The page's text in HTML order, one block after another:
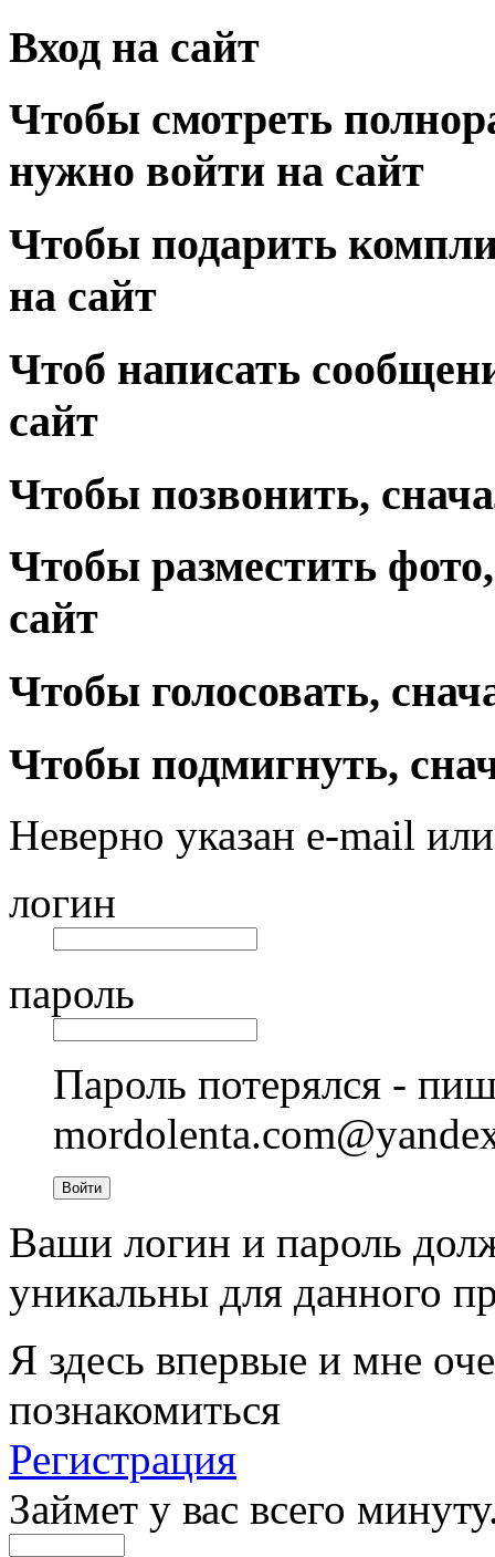
Вход на сайт
Чтобы смотреть
нужно войти на сайт
Чтобы подарить
на сайт
Чтоб написать
сайт
Чтобы позвонить,
Чтобы разместить
сайт
Чтобы голосовать,
Чтобы подмигнуть,
Неверно указан e-mail
логин
пароль
Пароль потерялся -
Войти
Ваши логин и пароль
уникальны для данного
Я здесь впервые и мне
познакомиться
Регистрация
Займет у вас всего